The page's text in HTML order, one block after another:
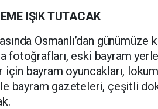
IŞIK TUTACAK
Osmanlı’dan günümüze
fotoğrafları, eski bayram
bayram oyuncakları,
bayram gazeteleri, çeşitli